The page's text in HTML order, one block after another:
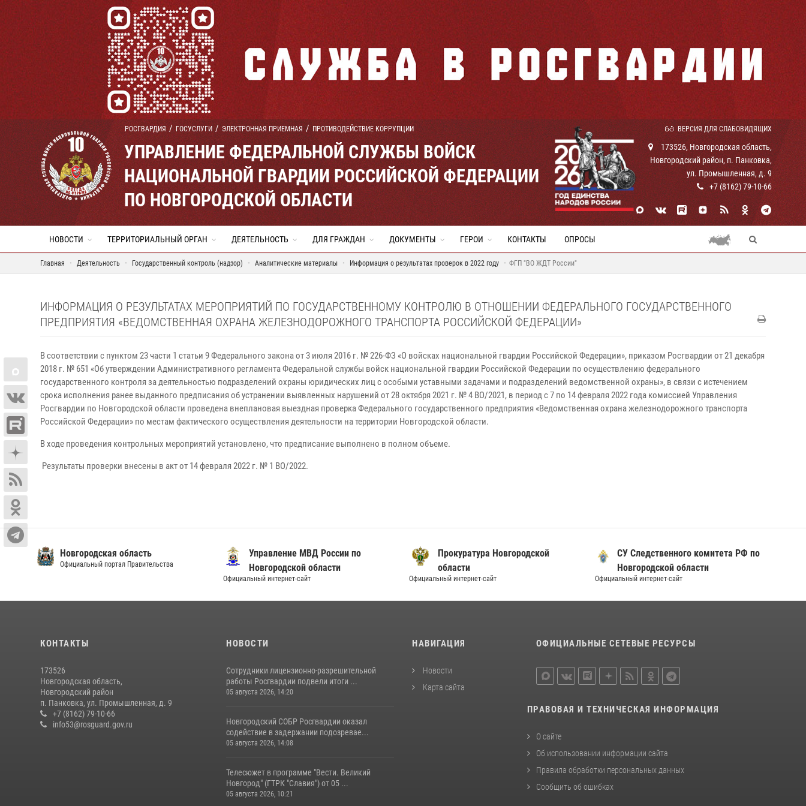
РОСГВАРДИЯ ГОСУСЛУГИ ЭЛЕКТРОННАЯ ПРИЕМНАЯ ПРОТИВОДЕЙСТВИЕ КОРРУПЦИИ ВЕРСИЯ ДЛЯ СЛАБОВИДЯЩИХ
УПРАВЛЕНИЕ ФЕДЕРАЛЬНОЙ СЛУЖБЫ ВОЙСК
НАЦИОНАЛЬНОЙ ГВАРДИИ РОССИЙСКОЙ ФЕДЕРАЦИИ
ПО НОВГОРОДСКОЙ ОБЛАСТИ
173526, Новгородская область,
Новгородский район, п. Панковка,
ул. Промышленная, д. 9
+7 (8162) 79-10-66
НОВОСТИ ТЕРРИТОРИАЛЬНЫЙ ОРГАН ДЕЯТЕЛЬНОСТЬ ДЛЯ ГРАЖДАН ДОКУМЕНТЫ ГЕРОИ КОНТАКТЫ ОПРОСЫ
Главная Деятельность Государственный контроль (надзор) Аналитические материалы Информация о результатах проверок в 2022 году ФГП "ВО ЖДТ России"
ИНФОРМАЦИЯ О РЕЗУЛЬТАТАХ МЕРОПРИЯТИЙ ПО ГОСУДАРСТВЕННОМУ КОНТРОЛЮ В ОТНОШЕНИИ ФЕДЕРАЛЬНОГО ГОСУДАРСТВЕННОГО
ПРЕДПРИЯТИЯ «ВЕДОМСТВЕННАЯ ОХРАНА ЖЕЛЕЗНОДОРОЖНОГО ТРАНСПОРТА РОССИЙСКОЙ ФЕДЕРАЦИИ»
В соответствии с пунктом 23 части 1 статьи 9 Федерального закона от 3 июля 2016 г. № 226-ФЗ «О войсках национальной гвардии Российской Федерации», приказом Росгвардии от 21 декабря
2018 г. № 651 «Об утверждении Административного регламента Федеральной службы войск национальной гвардии Российской Федерации по осуществлению федерального
государственного контроля за деятельностью подразделений охраны юридических лиц с особыми уставными задачами и подразделений ведомственной охраны», в связи с истечением
срока исполнения ранее выданного предписания об устранении выявленных нарушений от 28 октября 2021 г. № 4 ВО/2021, в период с 7 по 14 февраля 2022 года комиссией Управления
Росгвардии по Новгородской области проведена внеплановая выездная проверка Федерального государственного предприятия «Ведомственная охрана железнодорожного транспорта
Российской Федерации» по местам фактического осуществления деятельности на территории Новгородской области.
В ходе проведения контрольных мероприятий установлено, что предписание выполнено в полном объеме.
Результаты проверки внесены в акт от 14 февраля 2022 г. № 1 ВО/2022.
Новгородская область
Официальный портал Правительства
Управление МВД России по
Новгородской области
Официальный интернет-сайт
Прокуратура Новгородской
области
Официальный интернет-сайт
СУ Следственного комитета РФ по
Новгородской области
Официальный интернет-сайт
КОНТАКТЫ
173526
Новгородская область,
Новгородский район
п. Панковка, ул. Промышленная, д. 9
+7 (8162) 79-10-66
info53@rosguard.gov.ru
НОВОСТИ
Сотрудники лицензионно-разрешительной
работы Росгвардии подвели итоги ...
05 августа 2026, 14:20
Новгородский СОБР Росгвардии оказал
содействие в задержании подозревае...
05 августа 2026, 14:08
Телесюжет в программе "Вести. Великий
Новгород" (ГТРК "Славия") от 05 ...
05 августа 2026, 10:21
НАВИГАЦИЯ
Новости
Карта сайта
ОФИЦИАЛЬНЫЕ СЕТЕВЫЕ РЕСУРСЫ
ПРАВОВАЯ И ТЕХНИЧЕСКАЯ ИНФОРМАЦИЯ
О сайте
Об использовании информации сайта
Правила обработки персональных данных
Сообщить об ошибках